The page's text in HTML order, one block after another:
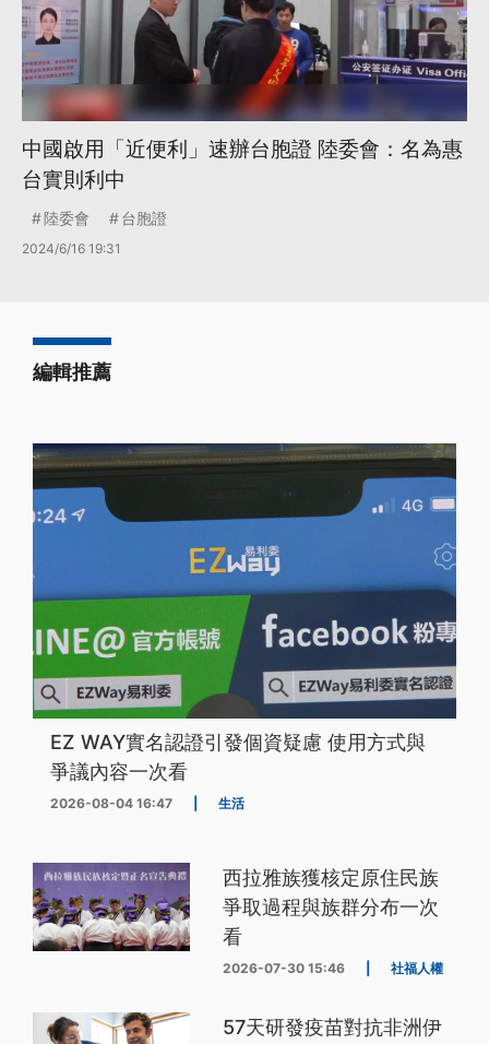
中國啟用「近便利」速辦台胞證 陸委會：名為惠
台實則利中
陸委會 台胞證
2024/6/16 19:31
編輯推薦
EZ WAY實名認證引發個資疑慮 使用方式與
爭議內容一次看
2026-08-04 16:47 生活
西拉雅族獲核定原住民族
爭取過程與族群分布一次
看
2026-07-30 15:46 社福人權
57天研發疫苗對抗非洲伊